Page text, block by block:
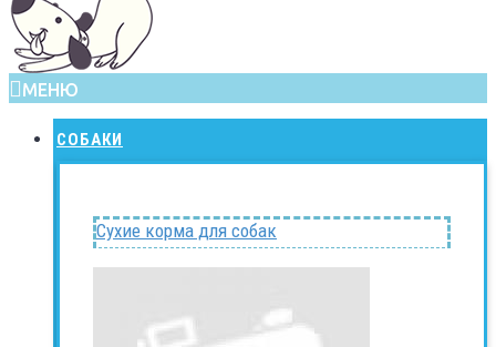
МЕНЮ
СОБАКИ
Сухие корма для собак